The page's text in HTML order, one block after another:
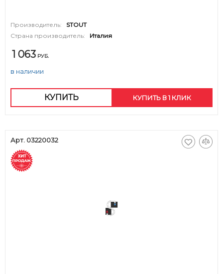
Производитель:
STOUT
Страна производитель:
Италия
1 063 РУБ.
в наличии
КУПИТЬ КУПИТЬ В 1 КЛИК
Арт. 03220032